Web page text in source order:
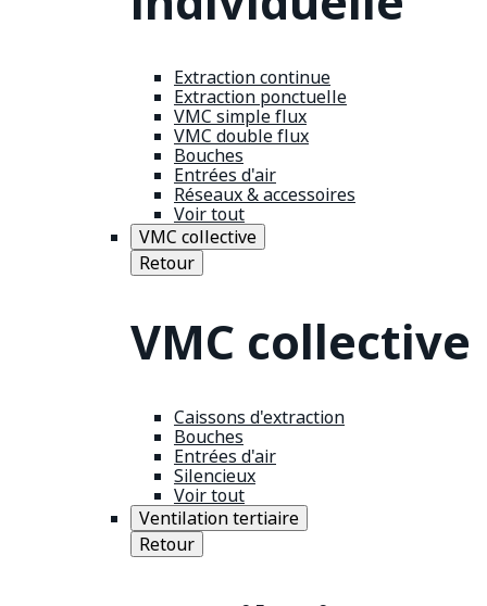
Extraction continue
Extraction ponctuelle
VMC simple flux
VMC double flux
Bouches
Entrées d'air
Réseaux & accessoires
Voir tout
VMC collective
Retour
VMC collective
Caissons d'extraction
Bouches
Entrées d'air
Silencieux
Voir tout
Ventilation tertiaire
Retour